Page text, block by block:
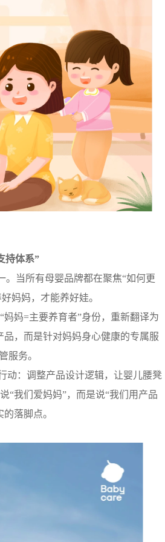
持体系”
。当所有母婴品牌都在聚焦“如何更
妈妈，才能养好娃。
妈=主要养育者”身份，重新翻译为
，而是针对妈妈身心健康的专属服
服务。
动：调整产品设计逻辑，让婴儿腰凳
“我们爱妈妈”，而是说“我们用产品
落脚点。